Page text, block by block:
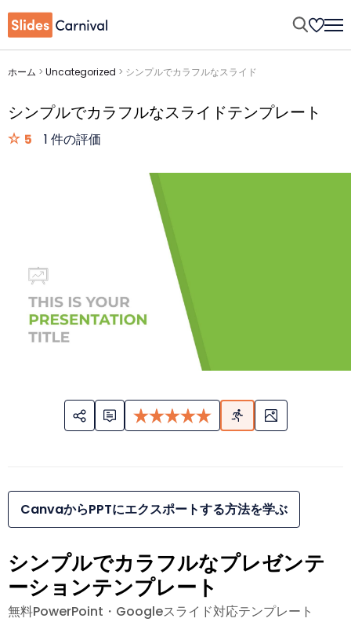
ホーム > Uncategorized > シンプルでカラフルなスライド
シンプルでカラフルなスライドテンプレート
5 1 件の評価
CanvaからPPTにエクスポートする方法を学ぶ
シンプルでカラフルなプレゼンテ
ーションテンプレート
無料PowerPoint・Googleスライド対応テンプレート